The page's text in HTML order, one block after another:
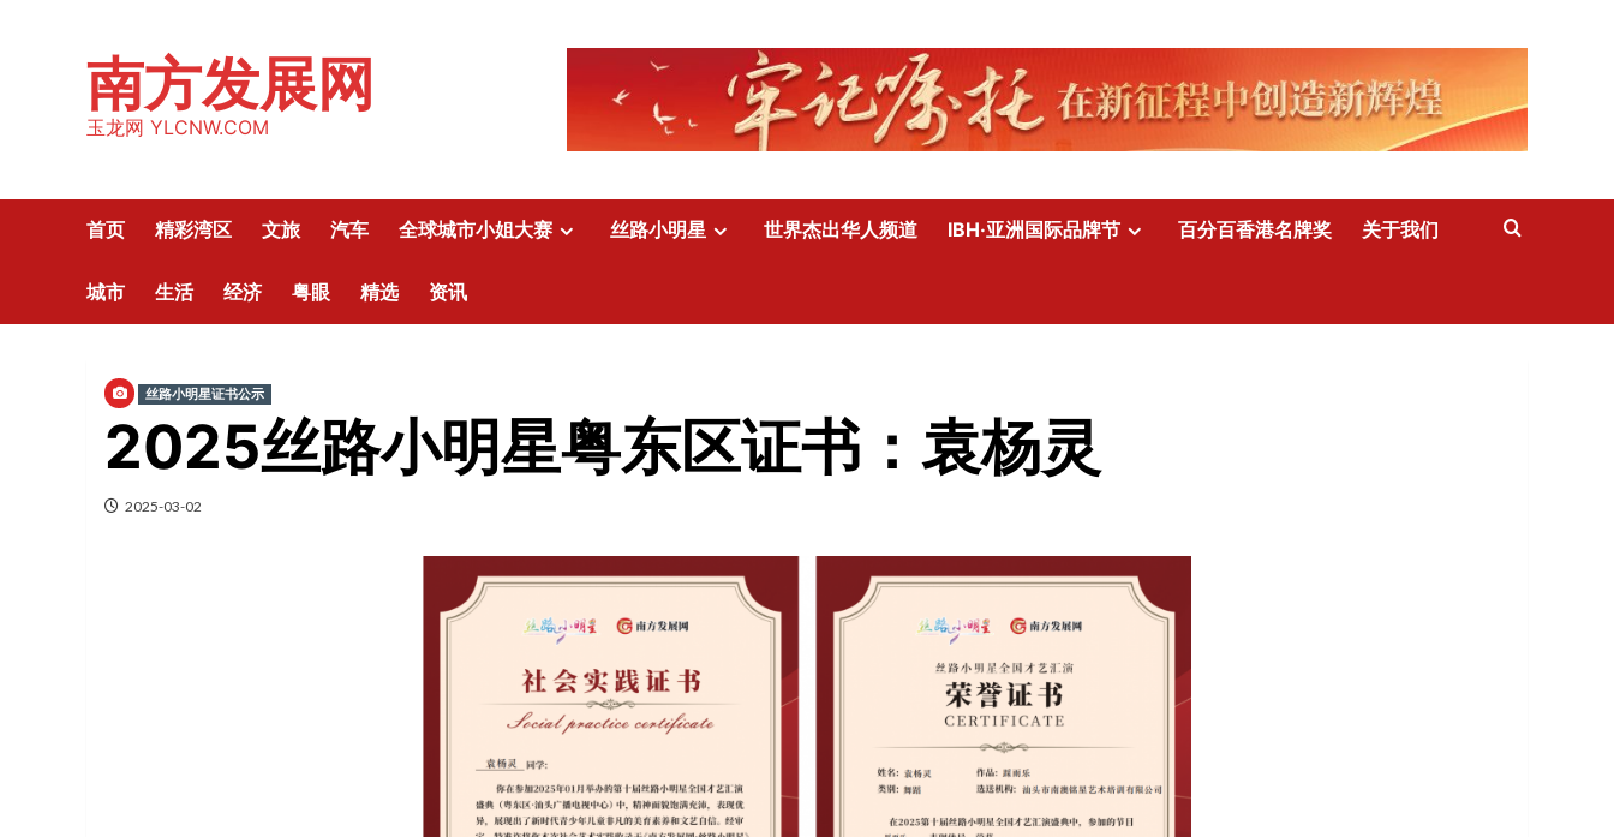
南方发展网
玉龙网 YLCNW.COM
首页 精彩湾区 文旅 汽车 全球城市小姐大赛 丝路小明星 世界杰出华人频道 IBH·亚洲国际品牌节 百分百香港名牌奖 关于我们
城市 生活 经济 粤眼 精选 资讯
丝路小明星证书公示
2025丝路小明星粤东区证书：袁杨灵
2025-03-02